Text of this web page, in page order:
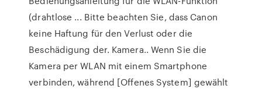
(drahtlose ... Bitte beachten Sie, dass Canon
keine Haftung für den Verlust oder die
Beschädigung der. Kamera.. Wenn Sie die
Kamera per WLAN mit einem Smartphone
verbinden, während [Offenes System] gewählt